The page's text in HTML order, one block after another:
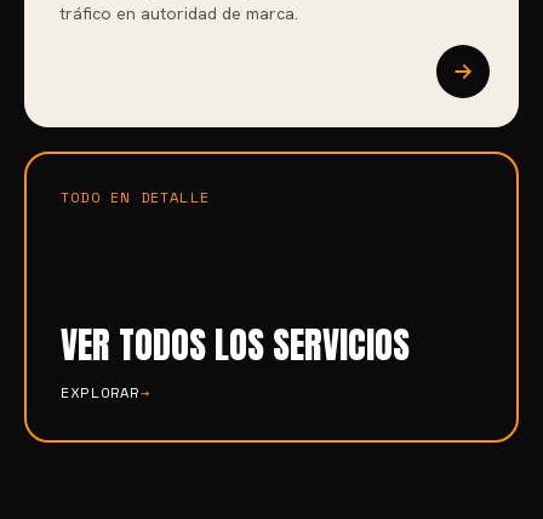
tráfico en autoridad de marca.
TODO EN DETALLE
VER TODOS LOS SERVICIOS
EXPLORAR→